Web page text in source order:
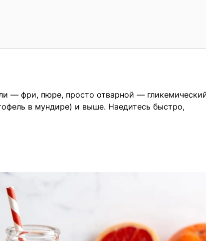
— фри, пюре, просто отварной —
в мундире) и выше. Наедитесь быстро,